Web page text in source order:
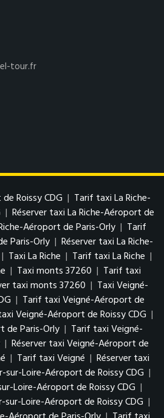
tour.fr
Roissy CDG | Tarif taxi La Riche-
| Réserver taxi La Riche-Aéroport de
Aéroport de Paris-Orly | Tarif
Paris-Orly | Réserver taxi La Riche-
| Taxi La Riche | Tarif taxi La Riche |
| Taxi monts 37260 | Tarif taxi
taxi monts 37260 | Taxi Veigné-
| Tarif taxi Veigné-Aéroport de
Veigné-Aéroport de Roissy CDG |
de Paris-Orly | Tarif taxi Veigné-
| Réserver taxi Veigné-Aéroport de
| Tarif taxi Veigné | Réserver taxi
sur-Loire-Aéroport de Roissy CDG |
Loire-Aéroport de Roissy CDG |
sur-Loire-Aéroport de Roissy CDG |